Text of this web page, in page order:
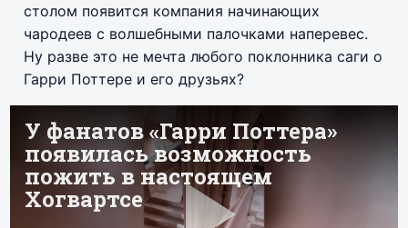
столом появится компания начинающих
чародеев с волшебными палочками наперевес.
Ну разве это не мечта любого поклонника саги о
Гарри Поттере и его друзьях?